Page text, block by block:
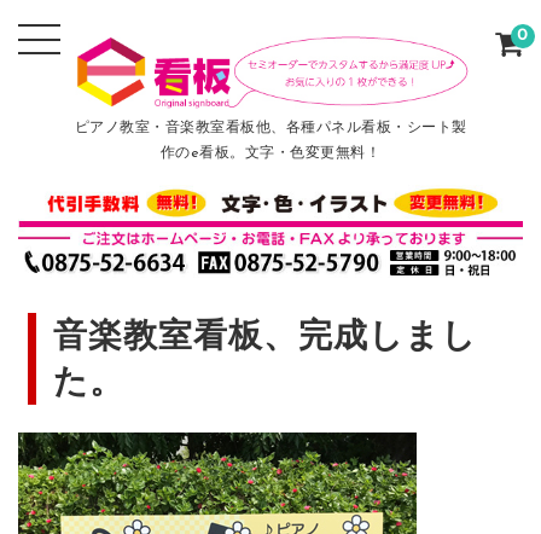
ピアノ教室・音楽教室看板他、各種パネル看板・シート製
作のe看板。文字・色変更無料！
0
音楽教室看板、完成しまし
た。